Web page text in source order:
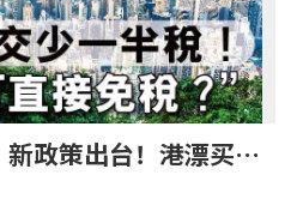
新政策出台！港漂买楼
直接免税？